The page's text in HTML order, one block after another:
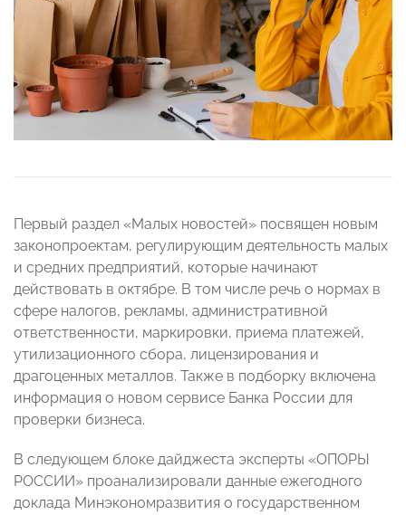
Первый раздел «Малых новостей» посвящен новым
законопроектам, регулирующим деятельность малых
и средних предприятий, которые начинают
действовать в октябре. В том числе речь о нормах в
сфере налогов, рекламы, административной
ответственности, маркировки, приема платежей,
утилизационного сбора, лицензирования и
драгоценных металлов. Также в подборку включена
информация о новом сервисе Банка России для
проверки бизнеса.
В следующем блоке дайджеста эксперты «ОПОРЫ
РОССИИ» проанализировали данные ежегодного
доклада Минэкономразвития о государственном